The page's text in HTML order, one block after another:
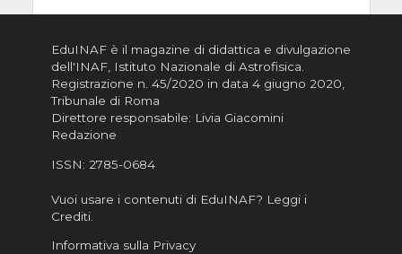
EduINAF è il magazine di didattica e divulgazione
dell'INAF, Istituto Nazionale di Astrofisica.
Registrazione n. 45/2020 in data 4 giugno 2020,
Tribunale di Roma
Direttore responsabile: Livia Giacomini
Redazione
ISSN: 2785-0684
Vuoi usare i contenuti di EduINAF? Leggi i
Crediti.
Informativa sulla Privacy